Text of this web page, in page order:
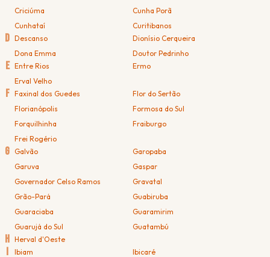
Criciúma
Cunha Porã
Cunhataí
Curitibanos
D Descanso
Dionísio Cerqueira
Dona Emma
Doutor Pedrinho
E Entre Rios
Ermo
Erval Velho
F Faxinal dos Guedes
Flor do Sertão
Florianópolis
Formosa do Sul
Forquilhinha
Fraiburgo
Frei Rogério
G Galvão
Garopaba
Garuva
Gaspar
Governador Celso Ramos
Gravatal
Grão-Pará
Guabiruba
Guaraciaba
Guaramirim
Guarujá do Sul
Guatambú
H Herval d'Oeste
Ibiam
Ibicaré